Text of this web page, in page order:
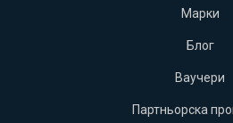
Марки
Блог
Ваучери
Партньорска